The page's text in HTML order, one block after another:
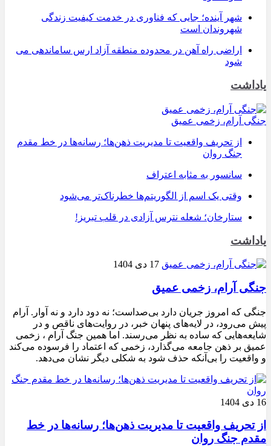
شهر آینده؛ جایی که فناوری در خدمت کیفیت زندگی
شهروندان است
اراضی راه آهن در محدوده منطقه آزاد ارس ساماندهی می
شود
یاداشت
جنگی آرام، زخمی عمیق
از تحریف واقعیت تا مدیریت ذهن‌ها؛ رسانه‌ها در خط مقدم
جنگ روان
سانسور به مثابه اعتراف
وقتی یک اسم از الگوریتم‌ها خطرناک‌تر می‌شود
ستارخان؛ شعله نترس آزادی در قلب تبریز!
یاداشت
17 دی 1404
جنگی آرام، زخمی عمیق
جنگی که امروز جریان دارد بی‌صداست؛ نه دود دارد و نه آوار. آرام
پیش می‌رود، در لایه‌های پنهان خبر، در روایت‌های ناقص و در
شایعه‌هایی که ساده به نظر می‌رسند. اما همین جنگ آرام ، زخمی
عمیق بر ذهن جامعه می‌گذارد، زخمی که اعتماد را فرسوده می‌کند
و واقعیت را بی‌آنکه حذف شود به شکلی دیگر نشان می‌دهد.
16 دی 1404
از تحریف واقعیت تا مدیریت ذهن‌ها؛ رسانه‌ها در خط
مقدم جنگ روان